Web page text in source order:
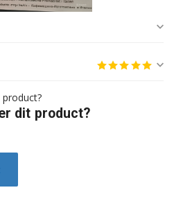
dit product?